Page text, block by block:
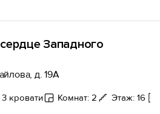
Западного
д. 19А
3 кровати Комнат: 2 Этаж: 16